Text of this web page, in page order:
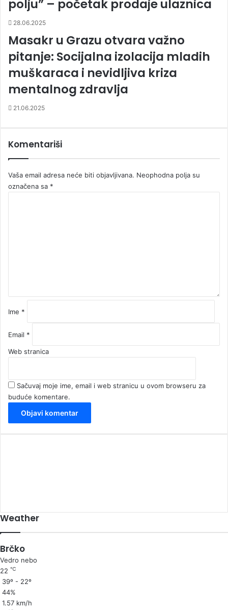
polju” – početak prodaje ulaznica
28.06.2025
Masakr u Grazu otvara važno
pitanje: Socijalna izolacija mladih
muškaraca i nevidljiva kriza
mentalnog zdravlja
21.06.2025
Komentariši
Vaša email adresa neće biti objavljivana. Neophodna polja su
označena sa *
Ime *
Email *
Web stranica
Sačuvaj moje ime, email i web stranicu u ovom browseru za
buduće komentare.
Weather
Brčko
Vedro nebo
22 ℃
39º - 22º
44%
1.57 km/h